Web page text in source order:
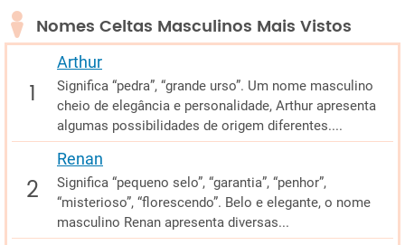
Nomes Celtas Masculinos Mais Vistos
Arthur
Significa “pedra”, “grande urso”. Um nome masculino
cheio de elegância e personalidade, Arthur apresenta
algumas possibilidades de origem diferentes....
Renan
Significa “pequeno selo”, “garantia”, “penhor”,
“misterioso”, “florescendo”. Belo e elegante, o nome
masculino Renan apresenta diversas...